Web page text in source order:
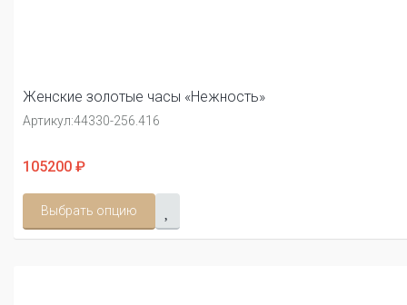
Женские золотые часы «Нежность»
Артикул:44330-256.416
105200 ₽
Выбрать опцию